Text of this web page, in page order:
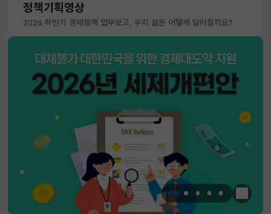
정책기획영상
2026 하반기 경제정책 업무보고, 우리 삶은 어떻게 달라질까요?
한눈에